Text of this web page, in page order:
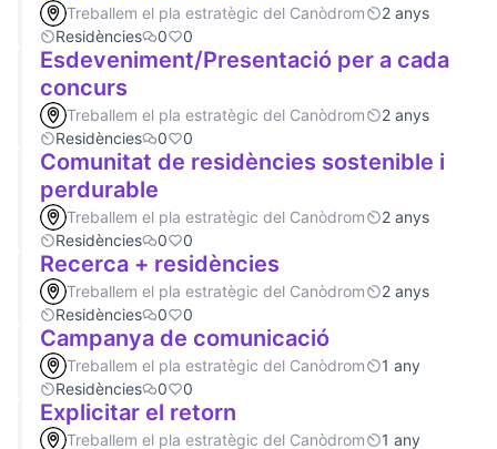
Treballem el pla estratègic del Canòdrom
2 anys
Residències
0 0
Esdeveniment/Presentació per a cada
concurs
Treballem el pla estratègic del Canòdrom
2 anys
Residències
0 0
Comunitat de residències sostenible i
perdurable
Treballem el pla estratègic del Canòdrom
2 anys
Residències
0 0
Recerca + residències
Treballem el pla estratègic del Canòdrom
2 anys
Residències
0 0
Campanya de comunicació
Treballem el pla estratègic del Canòdrom
1 any
Residències
0 0
Explicitar el retorn
Treballem el pla estratègic del Canòdrom
1 any